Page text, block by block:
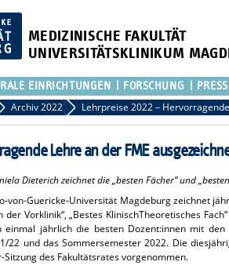
MEDIZINISCHE FAKULTÄT
UNIVERSITÄTSKLINIKUM
EINRICHTUNGEN FORSCHUNG
Archiv 2022
Lehre an der FME
Dieterich zeichnet die „besten Fächer“ und
von-Guericke-Universität Magdeburg zeichnet
Vorklinik“, „Bestes Klinisch­Theoretisches
einmal jährlich die besten Dozent:innen mit
22 und das Sommersemester 2022. Die
des Fakultätsrates vorgenommen.